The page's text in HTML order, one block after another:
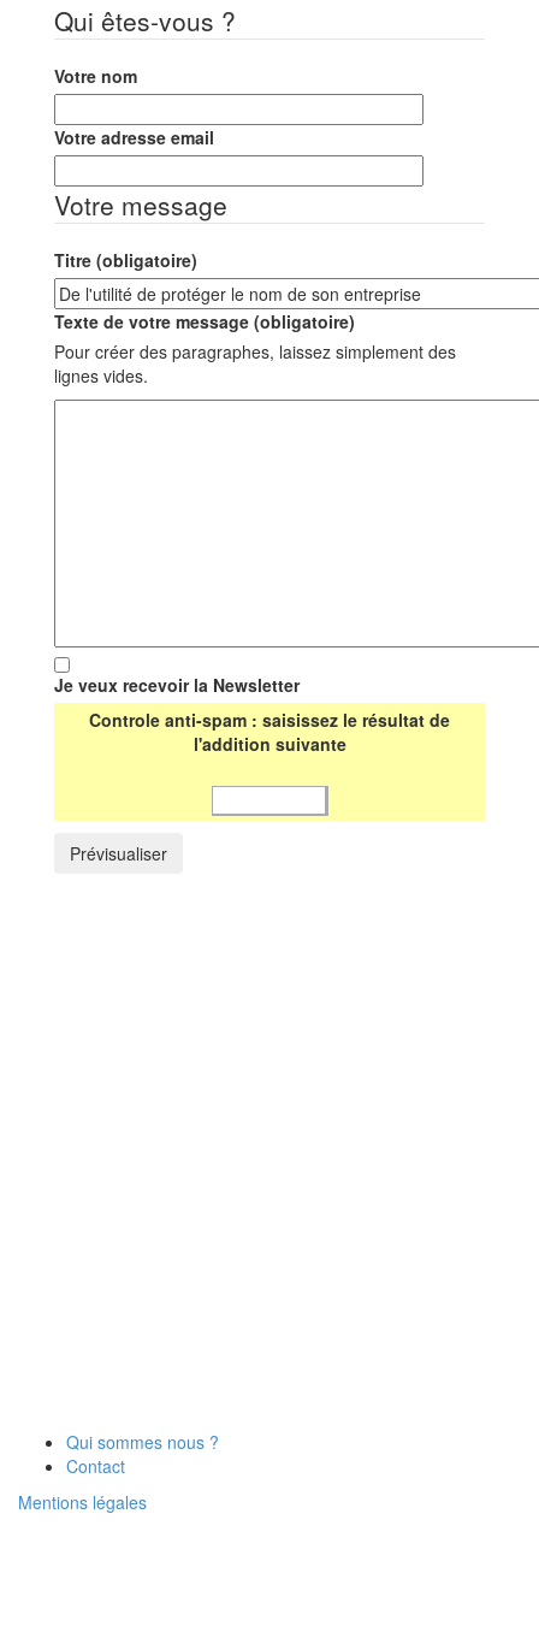
Qui êtes-vous ?
Votre nom
Votre adresse email
Votre message
Titre (obligatoire)
Texte de votre message (obligatoire)
Pour créer des paragraphes, laissez simplement des
lignes vides.
Je veux recevoir la Newsletter
Controle anti-spam : saisissez le résultat de
l'addition suivante
Qui sommes nous ?
Contact
Mentions légales